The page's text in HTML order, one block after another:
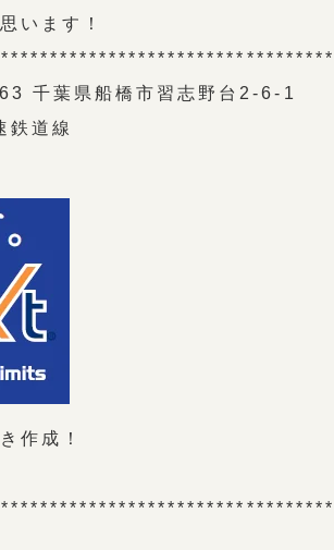
います！
千葉県船橋市習志野台2-6-1
道線
作成！